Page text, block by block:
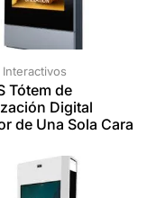
Tótem de
Digital
de Una Sola Cara